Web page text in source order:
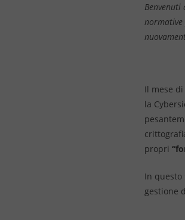
Benvenuti
normative
Il mese
la
propri
In questo
gestione